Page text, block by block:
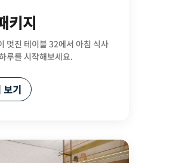
키지
멋진 테이블 32에서 아침 식사
루를 시작해보세요.
보기